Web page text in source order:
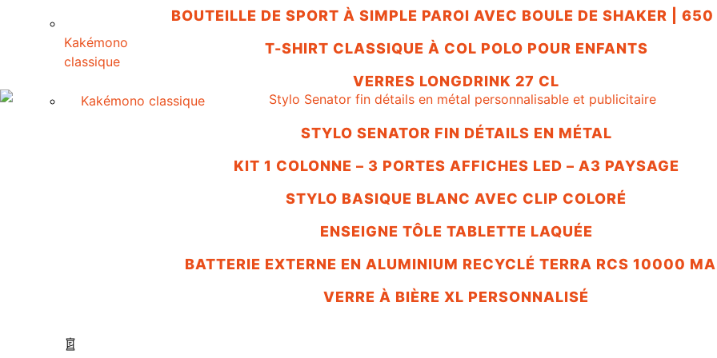
Kakémono
classique
Kakémono classique
BOUTEILLE DE SPORT À SIMPLE PAROI AVEC BOULE DE SHAKER |
T-SHIRT CLASSIQUE À COL POLO POUR ENFANTS
VERRES LONGDRINK 27 CL
STYLO SENATOR FIN DÉTAILS EN MÉTAL
KIT 1 COLONNE – 3 PORTES AFFICHES LED – A3 PAYSAGE
STYLO BASIQUE BLANC AVEC CLIP COLORÉ
ENSEIGNE TÔLE TABLETTE LAQUÉE
BATTERIE EXTERNE EN ALUMINIUM RECYCLÉ TERRA RCS 10000
VERRE À BIÈRE XL PERSONNALISÉ